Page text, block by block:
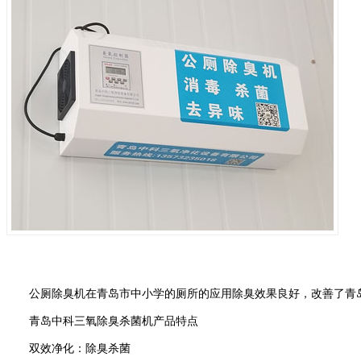
公厕除臭机在青岛市中小学的厕所的应用除臭效果良好，改善了青
青岛中科三氧除臭杀菌机产品特点
双效净化：除臭杀菌